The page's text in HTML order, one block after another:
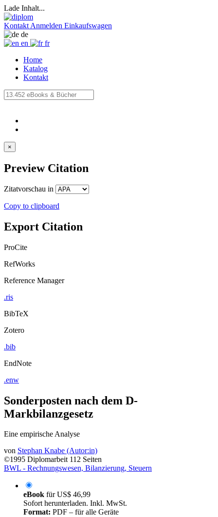
Lade Inhalt...
Kontakt Anmelden Einkaufswagen
de
en
fr
Home
Katalog
Kontakt
×
Preview Citation
Zitatvorschau in
Copy to clipboard
Export Citation
ProCite
RefWorks
Reference Manager
.ris
BibTeX
Zotero
.bib
EndNote
.enw
Sonderposten nach dem D-
Markbilanzgesetz
Eine empirische Analyse
von Stephan Knabe (Autor:in)
©1995 Diplomarbeit 112 Seiten
BWL - Rechnungswesen, Bilanzierung, Steuern
eBook fürUS$ 46,99
Sofort herunterladen. Inkl. MwSt.
Format: PDF – für alle Geräte